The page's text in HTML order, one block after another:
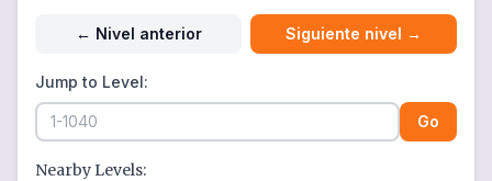
← Nivel anterior Siguiente nivel →
Jump to Level:
Go
Nearby Levels: